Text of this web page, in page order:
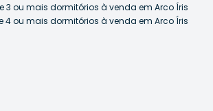
3 ou mais dormitórios à venda em Arco Íris
4 ou mais dormitórios à venda em Arco Íris